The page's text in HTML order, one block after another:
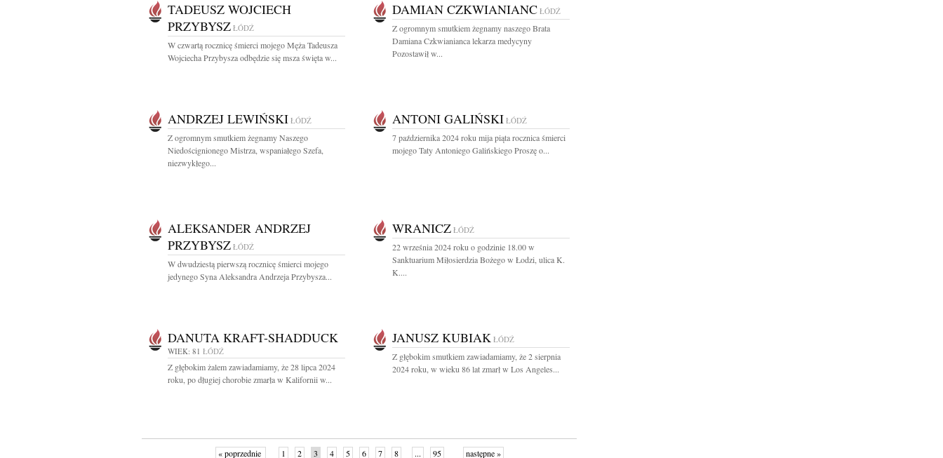
TADEUSZ WOJCIECH
PRZYBYSZ ŁÓDŹ
W czwartą rocznicę śmierci mojego Męża Tadeusza
Wojciecha Przybysza odbędzie się msza święta w...
DAMIAN CZKWIANIANC ŁÓDŹ
Z ogromnym smutkiem żegnamy naszego Brata
Damiana Czkwianianca lekarza medycyny
Pozostawił w...
ANDRZEJ LEWIŃSKI ŁÓDŹ
Z ogromnym smutkiem żegnamy Naszego
Niedoścignionego Mistrza, wspaniałego Szefa,
niezwykłego...
ANTONI GALIŃSKI ŁÓDŹ
7 października 2024 roku mija piąta rocznica śmierci
mojego Taty Antoniego Galińskiego Proszę o...
ALEKSANDER ANDRZEJ
PRZYBYSZ ŁÓDŹ
W dwudziestą pierwszą rocznicę śmierci mojego
jedynego Syna Aleksandra Andrzeja Przybysza...
WRANICZ ŁÓDŹ
22 września 2024 roku o godzinie 18.00 w
Sanktuarium Miłosierdzia Bożego w Łodzi, ulica K.
K....
DANUTA KRAFT-SHADDUCK
WIEK: 81 ŁÓDŹ
Z głębokim żalem zawiadamiamy, że 28 lipca 2024
roku, po długiej chorobie zmarła w Kalifornii w...
JANUSZ KUBIAK ŁÓDŹ
Z głębokim smutkiem zawiadamiamy, że 2 sierpnia
2024 roku, w wieku 86 lat zmarł w Los Angeles...
« poprzednie 1 2 3 4 5 6 7 8 ... 95 następne »